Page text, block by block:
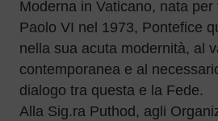
Moderna in Vaticano, nata
Paolo VI nel 1973, Pontefice
nella sua acuta modernità, al
contemporanea e al
dialogo tra questa e la Fede.
Alla Sig.ra Puthod, agli